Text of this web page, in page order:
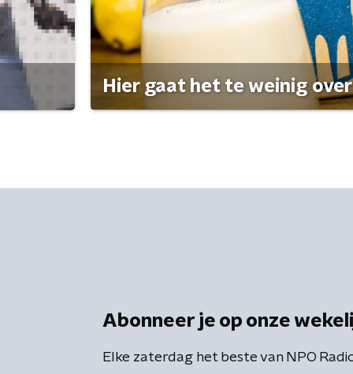
Hier gaat het te weinig
Abonneer je op onze
Elke zaterdag het beste van NPO